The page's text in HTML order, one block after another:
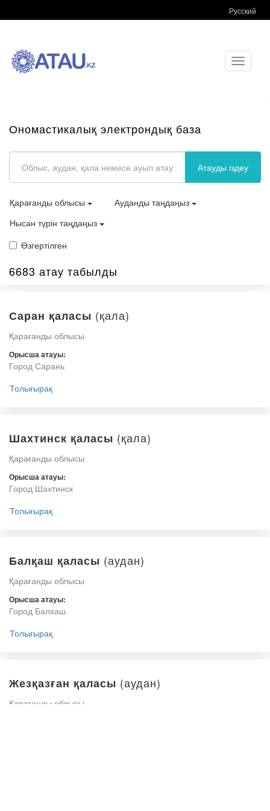
Русский
Toggle
Ономастикалық электрондық база
Атауды іздеу
Қарағанды облысы
Ауданды таңдаңыз
Нысан түрін таңдаңыз
Өзгертілген
6683 атау табылды
Саран қаласы (қала)
Қарағанды облысы
Орысша атауы:
Город Сарань
Толығырақ
Шахтинск қаласы (қала)
Қарағанды облысы
Орысша атауы:
Город Шахтинск
Толығырақ
Балқаш қаласы (аудан)
Қарағанды облысы
Орысша атауы:
Город Балхаш
Толығырақ
Жезқазған қаласы (аудан)
Қарағанды облысы